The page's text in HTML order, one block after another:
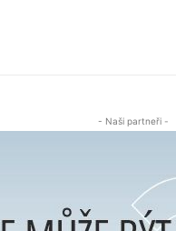
- Naši partneři -